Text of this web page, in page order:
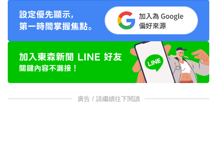
廣告 / 請繼續往下閱讀